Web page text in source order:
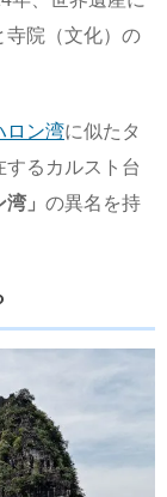
寺院（文化）の
ロン湾に似たタ
るカルスト台
」 の異名を持